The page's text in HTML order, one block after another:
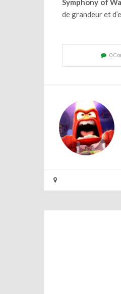
Symphony of
de grandeur et
0